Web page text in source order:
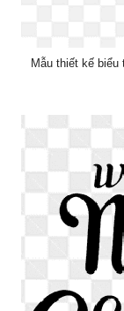
Mẫu thiết kế